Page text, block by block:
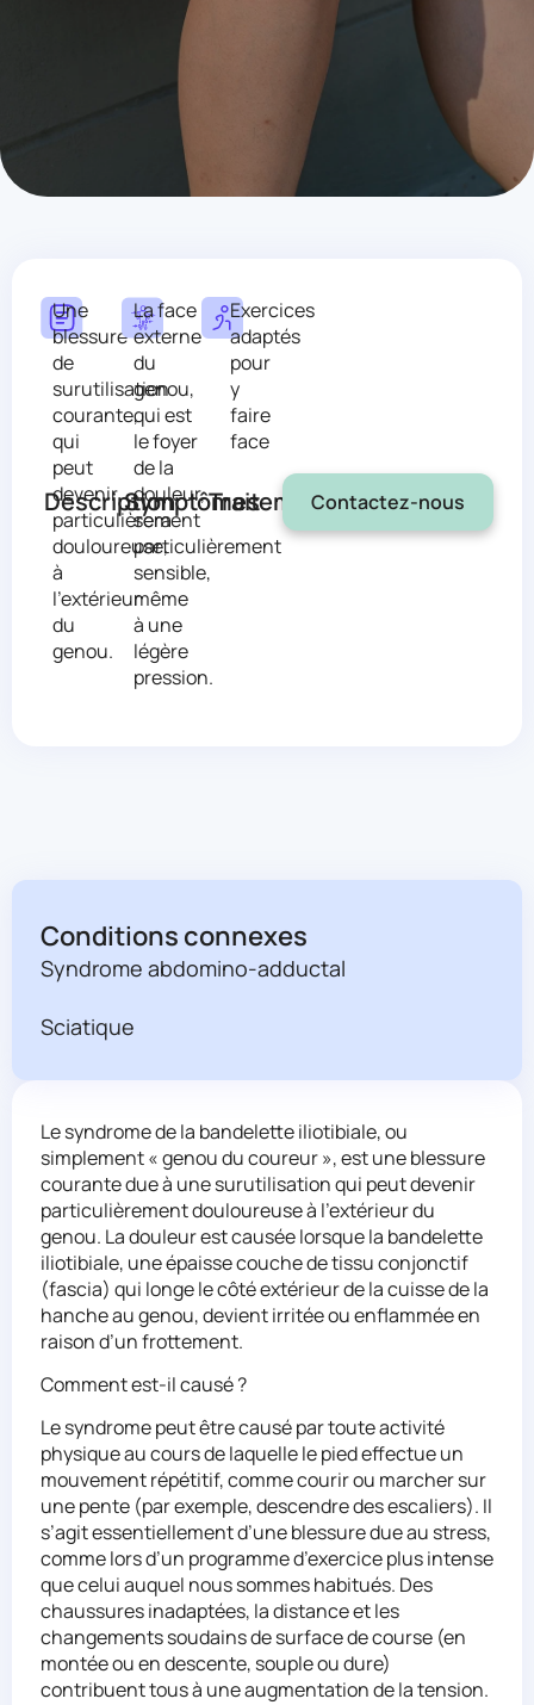
Description
Une
blessure
de
surutilisation
courante,
qui
peut
devenir
particulièrement
douloureuse,
à
l’extérieur
du
genou.
Symptômes
La face
externe
du
genou,
qui est
le foyer
de la
douleur,
sera
particulièrement
sensible,
même
à une
légère
pression.
Traitement
Exercices
adaptés
pour
y
faire
face
Contactez-nous
Conditions connexes
Syndrome abdomino-adductal
Sciatique
Le syndrome de la bandelette iliotibiale, ou
simplement « genou du coureur », est une blessure
courante due à une surutilisation qui peut devenir
particulièrement douloureuse à l’extérieur du
genou. La douleur est causée lorsque la bandelette
iliotibiale, une épaisse couche de tissu conjonctif
(fascia) qui longe le côté extérieur de la cuisse de la
hanche au genou, devient irritée ou enflammée en
raison d’un frottement.
Comment est-il causé ?
Le syndrome peut être causé par toute activité
physique au cours de laquelle le pied effectue un
mouvement répétitif, comme courir ou marcher sur
une pente (par exemple, descendre des escaliers). Il
s’agit essentiellement d’une blessure due au stress,
comme lors d’un programme d’exercice plus intense
que celui auquel nous sommes habitués. Des
chaussures inadaptées, la distance et les
changements soudains de surface de course (en
montée ou en descente, souple ou dure)
contribuent tous à une augmentation de la tension.